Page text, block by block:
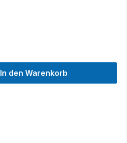
benutze die Schaltflächen um die
In den Warenkorb